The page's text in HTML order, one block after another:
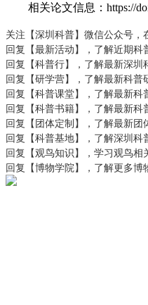
相关论文信息：https://
关注【深圳科普】微信公众号，
回复【最新活动】，了解近期科
回复【科普行】，了解最新深圳
回复【研学营】，了解最新科普
回复【科普课堂】，了解最新科
回复【科普书籍】，了解最新科
回复【团体定制】，了解最新团
回复【科普基地】，了解深圳科
回复【观鸟知识】，学习观鸟相
回复【博物学院】，了解更多博